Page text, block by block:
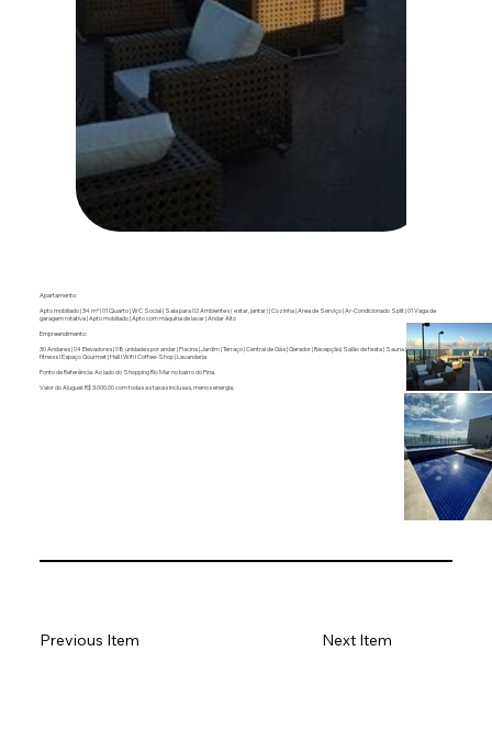
Apartamento:
Apto mobiliado | 34 m² | 01 Quarto | WC Social | Sala para 02 Ambientes ( estar, jantar) | Cozinha | Area de Serviço | Ar-Condicionado Split | 01 Vaga de
garagem rotativa | Apto mobiliado | Apto com máquina de lavar | Andar Alto
Empreendimento:
30 Andares | 04 Elevadores | 08 unidades por andar | Piscina | Jardim | Terraço | Central de Gás | Gerador | Recepção| Salão de festa | Sauna | Lobby | Area
fitness I Espaço Gourmet | Hall I Wifi I Coffee-Shop | Lavanderia
Ponto de Referência: Ao lado do Shopping Rio Mar no bairro do Pina.
Valor do Aluguel: R$ 3.000.00 com todas as taxas inclusas, menos energia.
Next Item
Previous Item